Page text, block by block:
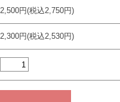
2,500円(税込2,750円)
2,300円(税込2,530円)